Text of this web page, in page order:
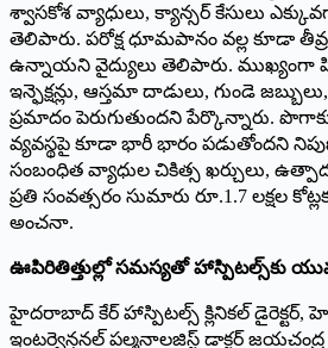
శ్వాసకోశ వ్యాధులు, క్యాన్సర్ కేసులు
తెలిపారు. పరోక్ష ధూమపానం వల్ల కూడా
ఉన్నాయని వైద్యులు తెలిపారు. ముఖ్యంగా
ఇన్ఫెక్షన్లు, ఆస్తమా దాడులు, గుండె
ప్రమాదం పెరుగుతుందని పేర్కొన్నారు.
వ్యవస్థపై కూడా భారీ భారం పడుతోందని
సంబంధిత వ్యాధుల చికిత్స ఖర్చులు,
ప్రతి సంవత్సరం సుమారు రూ.1.7 లక్షల
అంచనా.
ఊపిరితిత్తుల్లో సమస్యతో హాస్పిటల్స్‌కు
హైదరాబాద్ కేర్ హాస్పిటల్స్ క్లినికల్ డైరెక్టర్,
ఇంటర్వెన్షనల్ పల్మనాలజిస్ట్ డాక్టర్